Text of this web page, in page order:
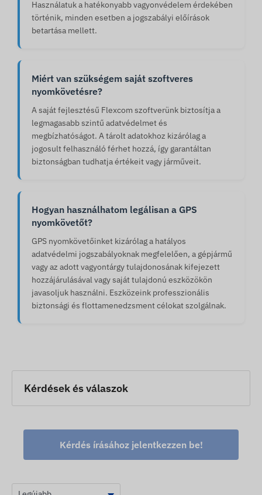
Használatuk a hatékonyabb vagyonvédelem érdekében
történik, minden esetben a jogszabályi előírások
betartása mellett.
Miért van szükségem saját szoftveres
nyomkövetésre?
A saját fejlesztésű Flexcom szoftverünk biztosítja a
legmagasabb szintű adatvédelmet és
megbízhatóságot. A tárolt adatokhoz kizárólag a
jogosult felhasználó férhet hozzá, így garantáltan
biztonságban tudhatja értékeit vagy járműveit.
Hogyan használhatom legálisan a GPS
nyomkövetőt?
GPS nyomkövetőinket kizárólag a hatályos
adatvédelmi jogszabályoknak megfelelően, a gépjármű
vagy az adott vagyontárgy tulajdonosának kifejezett
hozzájárulásával vagy saját tulajdonú eszközökön
javasoljuk használni. Eszközeink professzionális
biztonsági és flottamenedzsment célokat szolgálnak.
Kérdések és válaszok
Kérdés írásához jelentkezzen be!